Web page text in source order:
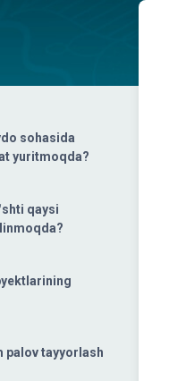
sohasida
yuritmoqda?
qaysi
palov tayyorlash